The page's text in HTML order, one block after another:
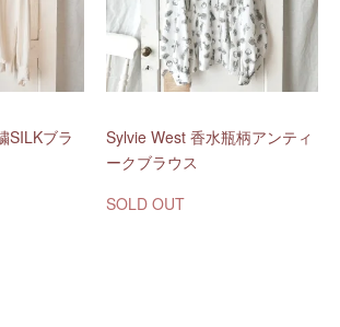
SILKブラ
Sylvie West 香水瓶柄アンティ
ークブラウス
SOLD OUT